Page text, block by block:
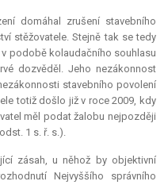
domáhal zrušení stavebního
stěžovatele. Stejně tak se tedy
podobě kolaudačního souhlasu
dozvěděl. Jeho nezákonnost
stavebního povolení
totiž došlo již v roce 2009, kdy
měl podat žalobu nejpozději
1 s. ř. s.).
zásah, u něhož by objektivní
Nejvyššího správního